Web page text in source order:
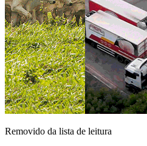
Removido da lista de leitura